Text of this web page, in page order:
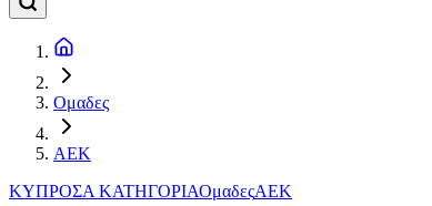
Ομαδες
ΑΕΚ
ΚΥΠΡΟΣΑ ΚΑΤΗΓΟΡΙΑΟμαδεςΑΕΚ